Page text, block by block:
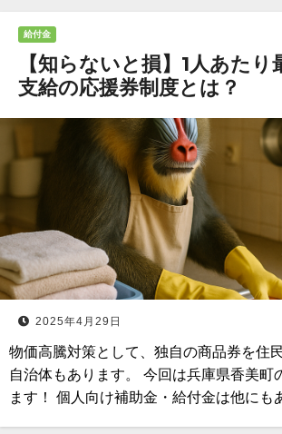
給付金
【知らないと損】1人あたり
支給の応援券制度とは？
2025年4月29日
物価高騰対策として、独自の商品券を住
自治体もあります。 今回は兵庫県香美町
ます！ 個人向け補助金・給付金は他に